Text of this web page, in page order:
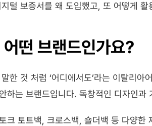
털 보증서를 왜 도입했고, 또 어떻게
떤 브랜드인가요?
한 것 처럼 ‘어디에서도’라는 이탈리
하는 브랜드입니다. 독창적인 디자인
크 토트백, 크로스백, 숄더백 등 다양